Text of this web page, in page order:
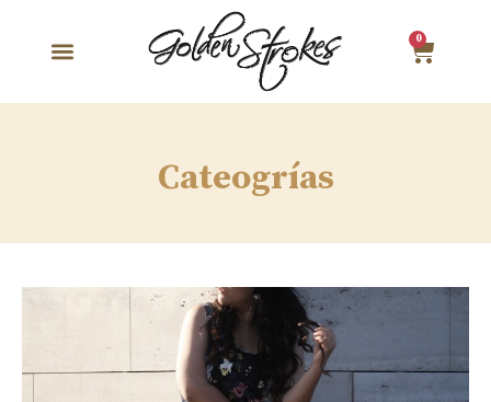
0
Cateogrías